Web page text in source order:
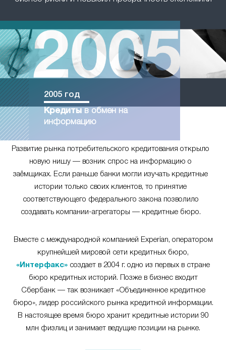
2005 год
Кредиты в обмен на
информацию
Развитие рынка потребительского кредитования открыло
новую нишу — возник спрос на информацию о
заёмщиках. Если раньше банки могли изучать кредитные
истории только своих клиентов, то принятие
соответствующего федерального закона позволило
создавать компании-агрегаторы — кредитные бюро.
Вместе с международной компанией Experian, оператором
крупнейшей мировой сети кредитных бюро,
«Интерфакс» создает в 2004 г. одно из первых в стране
бюро кредитных историй. Позже в бизнес входит
Сбербанк — так возникает «Объединенное кредитное
бюро», лидер российского рынка кредитной информации.
В настоящее время бюро хранит кредитные истории 90
млн физлиц и занимает ведущие позиции на рынке.